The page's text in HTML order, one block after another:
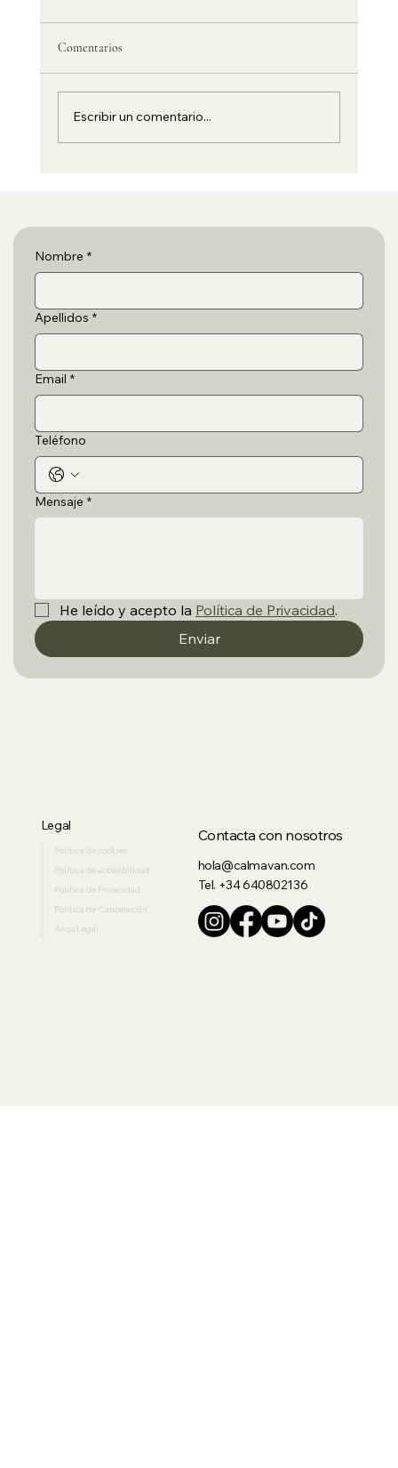
Comentarios
Escribir un comentario...
Nombre *
Apellidos *
Email *
Teléfono
Mensaje *
He leído y acepto la Política de Privacidad.
Enviar
Legal
Política de cookies
Política de accesibilidad
Politica de Privacidad
Política de Cancelación
Aviso Legal
Contacta con nosotros
hola@calmavan.com
Tel. +34 640802136